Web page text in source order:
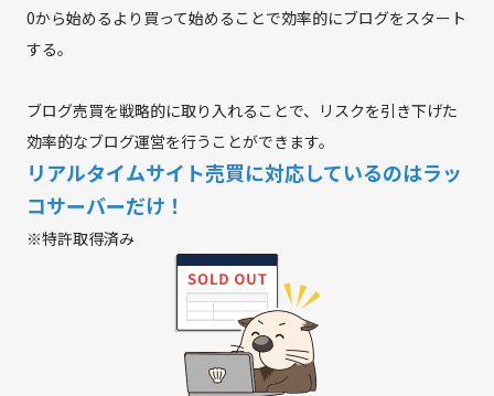
0から始めるより買って始めることで効率的にブログをスタート
する。
ブログ売買を戦略的に取り入れることで、リスクを引き下げた
効率的なブログ運営を行うことができます。
リアルタイムサイト売買に対応しているのはラッ
コサーバーだけ！
※特許取得済み